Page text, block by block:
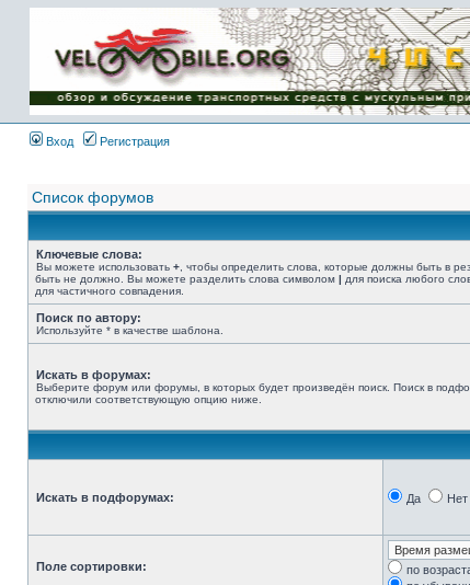
Имя пользователя:
Пароль:
{ LOG_ME_IN_SHORT
}
Вход Регистрация
Список форумов
Ключевые слова:
Вы можете использовать + , чтобы определить слова, которые должны быть в
быть не должно. Вы можете разделить слова символом | для поиска любого
для частичного совпадения.
Поиск по автору:
Используйте * в качестве шаблона.
Искать в форумах:
Выберите форум или форумы, в которых будет произведён поиск. Поиск в
отключили соответствующую опцию ниже.
Искать в подфорумах: Да Нет
Поле сортировки:
по